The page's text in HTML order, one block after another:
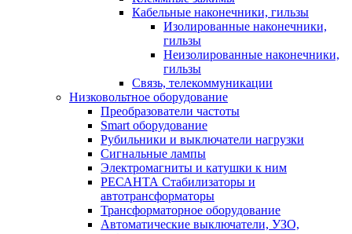
Кабельные наконечники, гильзы
Изолированные наконечники,
гильзы
Неизолированные наконечники,
гильзы
Связь, телекоммуникации
Низковольтное оборудование
Преобразователи частоты
Smart оборудование
Рубильники и выключатели нагрузки
Сигнальные лампы
Электромагниты и катушки к ним
РЕСАНТА Стабилизаторы и
автотрансформаторы
Трансформаторное оборудование
Автоматические выключатели, УЗО,